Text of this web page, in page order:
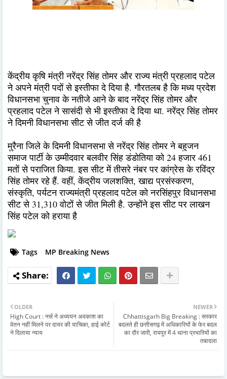
केंद्रीय कृषि मंत्री नरेंद्र सिंह तोमर और राज्य मंत्री प्रहलाद पटेल
ने अपने मंत्री पदों से इस्तीफा दे दिया है. गौरतलब है कि मध्य प्रदेश
विधानसभा चुनाव के नतीजे आने के बाद नरेंद्र सिंह तोमर और
प्रहलाद पटेल ने सासंदी से भी इस्तीफा दे दिया था. नरेंद्र सिंह तोमर
ने दिमनी विधानसभा सीट से जीत दर्ज की है
मुरैना जिले के दिमनी विधानसभा से नरेंद्र सिंह तोमर ने बहुजन
समाज पार्टी के उम्मीदवार बलवीर सिंह डंडोतिया को 24 हजार 461
मतों से पराजित किया. इस सीट में तीसरे नंबर पर कांग्रेस के रविंद्र
सिंह तोमर रहे हैं. वहीं, केंद्रीय जलशक्ति, खाद्य प्रसंस्करण,
संस्कृति, पर्यटन राज्यमंत्री प्रहलाद पटेल को नरसिंहपुर विधानसभा
सीट से 31,310 वोटों से जीत मिली है. उन्होंने इस सीट पर लाखन
सिंह पटेल को हराया है
Tags MP Breaking News
NEWER
Chhattisgarh Big Breaking : सरकार
बदलते ही छत्तीसगढ़ में अधिकारियों के फेर बदल
का दौर जारी, रायपुर में 4 थाना प्रभारियों का
तबादला
OLDER
High Court : नर्स ने अध्ययन अवकाश का
वेतन नहीं मिलने पर दायर की याचिका, हाई कोर्ट
ने दिलाया न्याय